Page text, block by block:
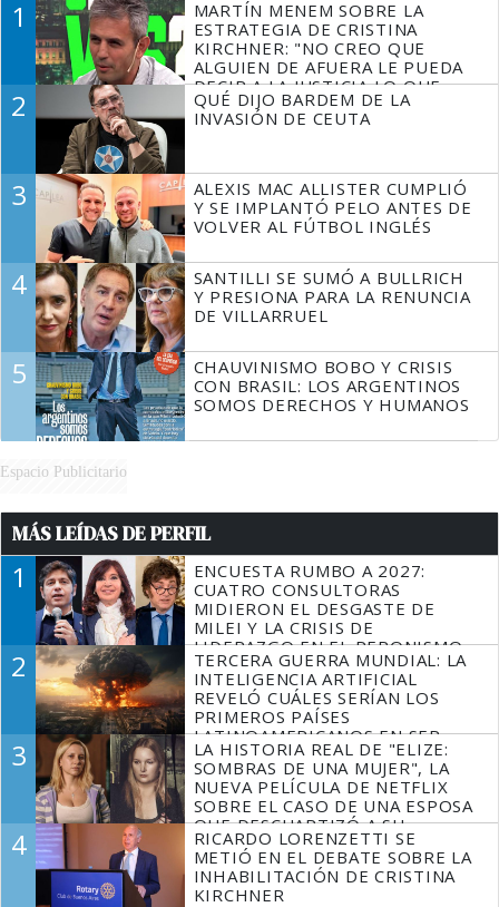
1
MARTÍN MENEM SOBRE LA
ESTRATEGIA DE CRISTINA
KIRCHNER: "NO CREO QUE
ALGUIEN DE AFUERA LE PUEDA
DECIR A LA JUSTICIA LO QUE
TIENE QUE HACER"
2
QUÉ DIJO BARDEM DE LA
INVASIÓN DE CEUTA
3
ALEXIS MAC ALLISTER CUMPLIÓ
Y SE IMPLANTÓ PELO ANTES DE
VOLVER AL FÚTBOL INGLÉS
4
SANTILLI SE SUMÓ A BULLRICH
Y PRESIONA PARA LA RENUNCIA
DE VILLARRUEL
5
CHAUVINISMO BOBO Y CRISIS
CON BRASIL: LOS ARGENTINOS
SOMOS DERECHOS Y HUMANOS
Espacio Publicitario
MÁS LEÍDAS DE PERFIL
1
ENCUESTA RUMBO A 2027:
CUATRO CONSULTORAS
MIDIERON EL DESGASTE DE
MILEI Y LA CRISIS DE
LIDERAZGO EN EL PERONISMO
2
TERCERA GUERRA MUNDIAL: LA
INTELIGENCIA ARTIFICIAL
REVELÓ CUÁLES SERÍAN LOS
PRIMEROS PAÍSES
LATINOAMERICANOS EN SER
DERROTADOS
3
LA HISTORIA REAL DE "ELIZE:
SOMBRAS DE UNA MUJER", LA
NUEVA PELÍCULA DE NETFLIX
SOBRE EL CASO DE UNA ESPOSA
QUE DESCUARTIZÓ A SU
MARIDO
4
RICARDO LORENZETTI SE
METIÓ EN EL DEBATE SOBRE LA
INHABILITACIÓN DE CRISTINA
KIRCHNER